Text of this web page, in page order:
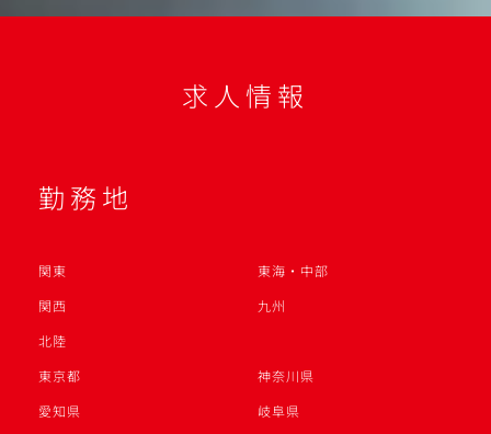
求人情報
勤務地
関東
東海・中部
関西
九州
北陸
東京都
神奈川県
愛知県
岐阜県